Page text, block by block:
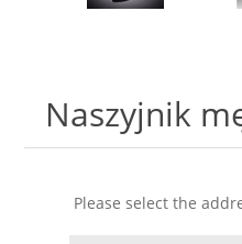
LABRADORYT
MASA PERŁOWA
RODOCHROZYT
Naszyjnik
Please select the